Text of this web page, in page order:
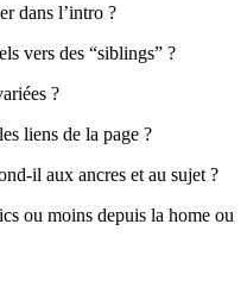
dans l’intro ?
vers des “siblings” ?
?
liens de la page ?
il aux ancres et au sujet ?
ou moins depuis la home ou